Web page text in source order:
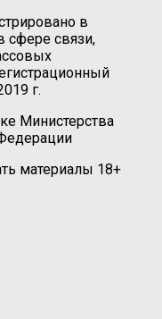
в
сфере связи,
г.
Министерства
материалы 18+